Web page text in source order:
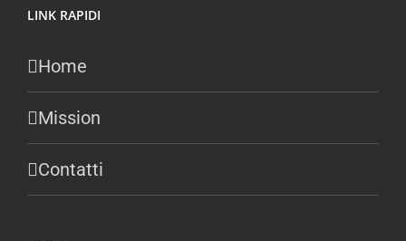
LINK RAPIDI
Home
Mission
Contatti